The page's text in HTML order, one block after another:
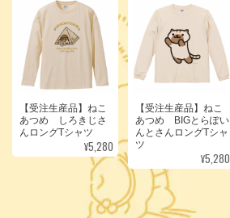
【受注生産品】ねこ
あつめ しろきじさ
んロングTシャツ
¥5,280
【受注生産品】ねこ
あつめ BIGとらぽい
んとさんロングTシャ
ツ
¥5,280